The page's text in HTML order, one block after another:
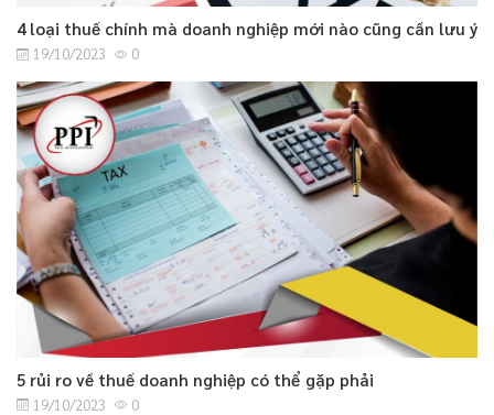
4 loại thuế chính mà doanh nghiệp mới nào cũng cần lưu ý
19/10/2023 0
5 rủi ro về thuế doanh nghiệp có thể gặp phải
19/10/2023 0